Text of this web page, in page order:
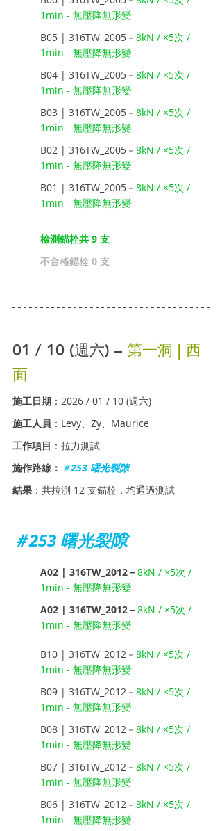
1min - 無壓降無形變
B05 | 316TW_2005－ 8kN / ×5次 /
1min - 無壓降無形變
B04 | 316TW_2005－ 8kN / ×5次 /
1min - 無壓降無形變
B03 | 316TW_2005－ 8kN / ×5次 /
1min - 無壓降無形變
B02 | 316TW_2005－ 8kN / ×5次 /
1min - 無壓降無形變
B01 | 316TW_2005－ 8kN / ×5次 /
1min - 無壓降無形變
檢測錨栓共 9 支
不合格錨栓 0 支
01 / 10 (週六) – 第一洞 | 西
面
施工日期 ：2026 / 01 / 10 (週六)
施工人員 ：Levy、Zy、Maurice
工作項目 ：拉力測試
施作路線： ＃253 曙光裂隙
結果 ：共拉測 12 支錨栓，均通過測試
＃253 曙光裂隙
A02 | 316TW_2012－8kN / ×5次 /
1min - 無壓降無形變
A02 | 316TW_2012－8kN / ×5次 /
1min - 無壓降無形變
B10 | 316TW_2012－ 8kN / ×5次 /
1min - 無壓降無形變
B09 | 316TW_2012－ 8kN / ×5次 /
1min - 無壓降無形變
B08 | 316TW_2012－ 8kN / ×5次 /
1min - 無壓降無形變
B07 | 316TW_2012－ 8kN / ×5次 /
1min - 無壓降無形變
B06 | 316TW_2012－ 8kN / ×5次 /
1min - 無壓降無形變